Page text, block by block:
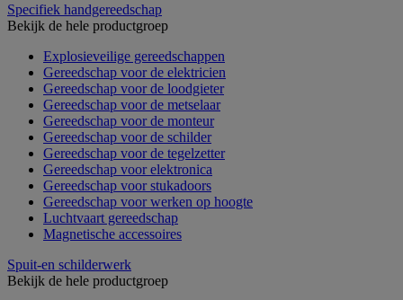
Specifiek handgereedschap
Bekijk de hele productgroep
Explosieveilige gereedschappen
Gereedschap voor de elektricien
Gereedschap voor de loodgieter
Gereedschap voor de metselaar
Gereedschap voor de monteur
Gereedschap voor de schilder
Gereedschap voor de tegelzetter
Gereedschap voor elektronica
Gereedschap voor stukadoors
Gereedschap voor werken op hoogte
Luchtvaart gereedschap
Magnetische accessoires
Spuit-en schilderwerk
Bekijk de hele productgroep